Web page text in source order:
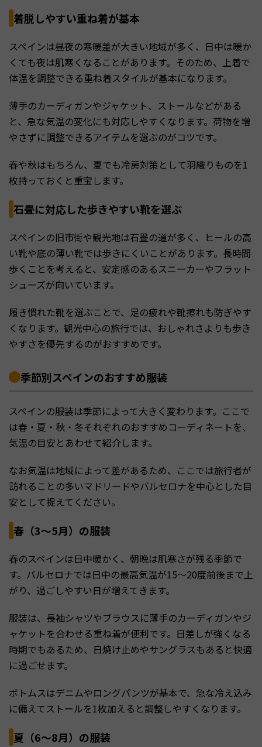
着脱しやすい重ね着が基本
スペインは昼夜の寒暖差が大きい地域が多く、日中は暖か
くても夜は肌寒くなることがあります。そのため、上着で
体温を調整できる重ね着スタイルが基本になります。
薄手のカーディガンやジャケット、ストールなどがある
と、急な気温の変化にも対応しやすくなります。荷物を増
やさずに調整できるアイテムを選ぶのがコツです。
春や秋はもちろん、夏でも冷房対策として羽織りものを1
枚持っておくと重宝します。
石畳に対応した歩きやすい靴を選ぶ
スペインの旧市街や観光地は石畳の道が多く、ヒールの高
い靴や底の薄い靴では歩きにくいことがあります。長時間
歩くことを考えると、安定感のあるスニーカーやフラット
シューズが向いています。
履き慣れた靴を選ぶことで、足の疲れや靴擦れも防ぎやす
くなります。観光中心の旅行では、おしゃれさよりも歩き
やすさを優先するのがおすすめです。
季節別スペインのおすすめ服装
スペインの服装は季節によって大きく変わります。ここで
は春・夏・秋・冬それぞれのおすすめコーディネートを、
気温の目安とあわせて紹介します。
なお気温は地域によって差があるため、ここでは旅行者が
訪れることの多いマドリードやバルセロナを中心とした目
安として捉えてください。
春（3〜5月）の服装
春のスペインは日中暖かく、朝晩は肌寒さが残る季節で
す。バルセロナでは日中の最高気温が15〜20度前後まで上
がり、過ごしやすい日が増えてきます。
服装は、長袖シャツやブラウスに薄手のカーディガンやジ
ャケットを合わせる重ね着が便利です。日差しが強くなる
時期でもあるため、日焼け止めやサングラスもあると快適
に過ごせます。
ボトムスはデニムやロングパンツが基本で、急な冷え込み
に備えてストールを1枚加えると調整しやすくなります。
夏（6〜8月）の服装